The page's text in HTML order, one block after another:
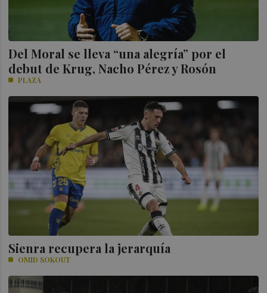
Del Moral se lleva “una alegría” por el
debut de Krug, Nacho Pérez y Rosón
PLAZA
Sienra recupera la jerarquía
OMID SOKOUT